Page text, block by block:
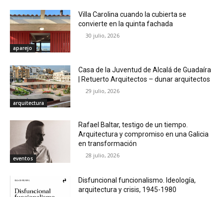
aparejo
Villa Carolina cuando la cubierta se
convierte en la quinta fachada
30 julio, 2026
arquitectura
Casa de la Juventud de Alcalá de Guadaíra
| Retuerto Arquitectos – dunar arquitectos
29 julio, 2026
eventos
Rafael Baltar, testigo de un tiempo.
Arquitectura y compromiso en una Galicia
en transformación
28 julio, 2026
Disfuncional funcionalismo. Ideología,
arquitectura y crisis, 1945-1980